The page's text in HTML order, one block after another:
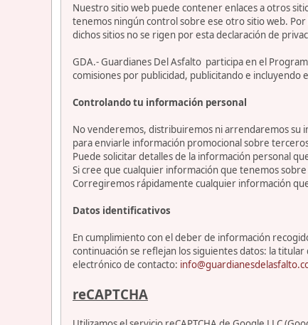
Nuestro sitio web puede contener enlaces a otros
tenemos ningún control sobre ese otro sitio web.
dichos sitios no se rigen por esta declaración de
GDA.- Guardianes Del Asfalto participa en el
comisiones por publicidad, publicitando e incluyendo
Controlando tu información personal
No venderemos, distribuiremos ni arrendaremos su
para enviarle información promocional sobre
Puede solicitar detalles de la información personal
Si cree que cualquier información que tenemos
Corregiremos rápidamente cualquier información
Datos identificativos
En cumplimiento con el deber de información
continuación se reflejan los siguientes datos: la
electrónico de contacto:
reCAPTCHA